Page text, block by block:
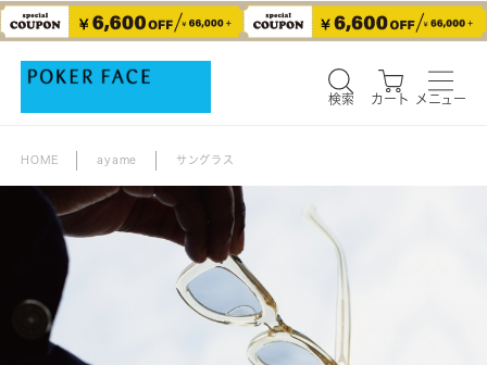
検索 カート メニュー
HOME ayame サングラス